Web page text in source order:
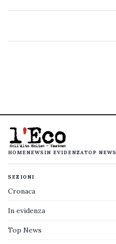
HOMENEWS IN EVIDENZATOP NEWS
SEZIONI
Cronaca
In evidenza
Top News